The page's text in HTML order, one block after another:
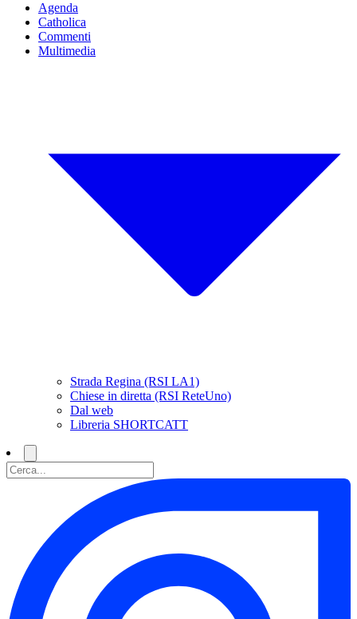
Agenda
Catholica
Commenti
Multimedia
Strada Regina (RSI LA1)
Chiese in diretta (RSI ReteUno)
Dal web
Libreria SHORTCATT